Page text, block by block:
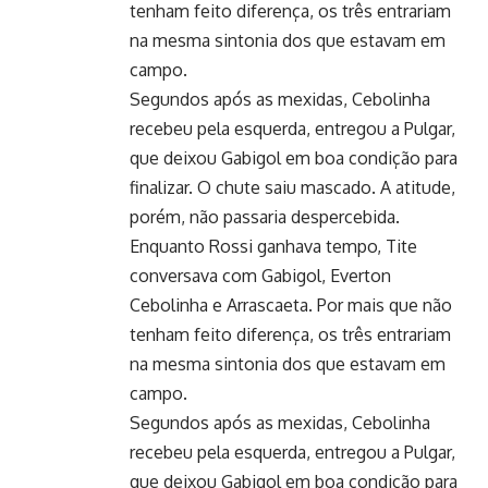
tenham feito diferença, os três entrariam
na mesma sintonia dos que estavam em
campo.
Segundos após as mexidas, Cebolinha
recebeu pela esquerda, entregou a Pulgar,
que deixou Gabigol em boa condição para
finalizar. O chute saiu mascado. A atitude,
porém, não passaria despercebida.
Enquanto Rossi ganhava tempo, Tite
conversava com Gabigol, Everton
Cebolinha e Arrascaeta. Por mais que não
tenham feito diferença, os três entrariam
na mesma sintonia dos que estavam em
campo.
Segundos após as mexidas, Cebolinha
recebeu pela esquerda, entregou a Pulgar,
que deixou Gabigol em boa condição para